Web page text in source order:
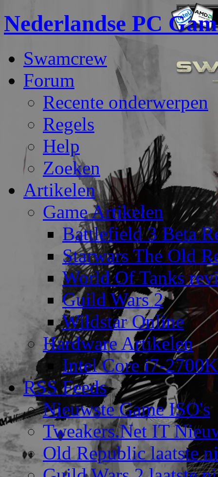
Nederlandse PC
Swamcrew
Forum
Recente onderwerpen
Regels
Help
Zoeken
Artikelen
Game Artikelen
Battlefield 3 Beta
Starwars The Old
World Of Tanks
Guild Wars 2
Wildstar Online
Hardware Artikelen
Intel Core i7-
RSS Feeds
Nieuwste Game ISO's
Tweakers.Net IT
Old Republic laatste